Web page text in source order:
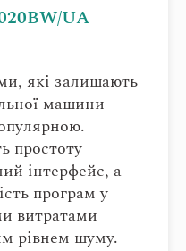
UA
які залишають
машини
простоту
інтерфейс, а
програм у
витратами
рівнем шуму.